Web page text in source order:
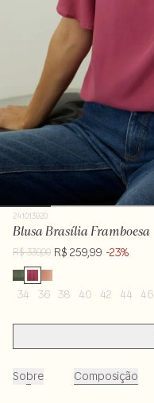
241013920
Blusa Brasília Framboesa
R$ 339,00 R$ 259,99 -23%
34 36 38 40 42 44 46
Sobre Composição